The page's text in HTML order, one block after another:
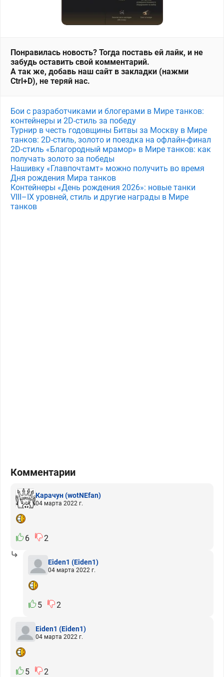
Понравилась новость? Тогда поставь ей лайк, и не
забудь оставить свой комментарий.
А так же, добавь наш сайт в закладки (нажми
Ctrl+D), не теряй нас.
Бои с разработчиками и блогерами в Мире танков:
контейнеры и 2D-стиль за победу
Турнир в честь годовщины Битвы за Москву в Мире
танков: 2D-стиль, золото и поездка на офлайн-финал
2D-стиль «Благородный мрамор» в Мире танков: как
получать золото за победы
Нашивку «Главпочтамт» можно получить во время
Дня рождения Мира танков
Контейнеры «День рождения 2026»: новые танки
VIII–IX уровней, стиль и другие награды в Мире
танков
Комментарии
Карачун(wotNEfan)
04 марта 2022 г.
6 2
Eiden1 (Eiden1)
04 марта 2022 г.
5 2
Eiden1 (Eiden1)
04 марта 2022 г.
5 2